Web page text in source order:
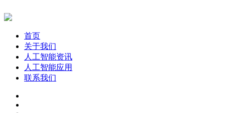
首页
关于我们
人工智能资讯
人工智能应用
联系我们